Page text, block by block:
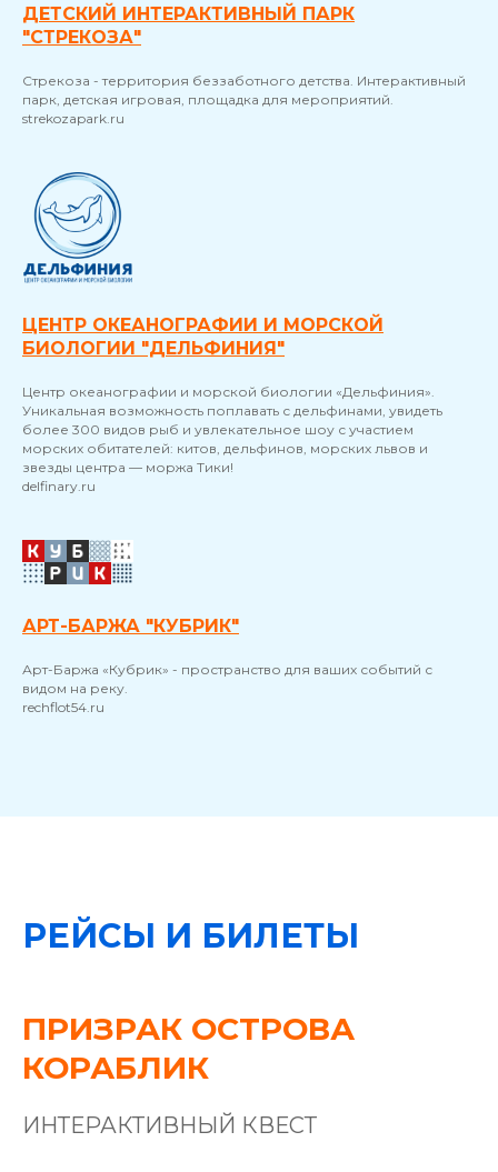
ДЕТСКИЙ ИНТЕРАКТИВНЫЙ ПАРК
"СТРЕКОЗА"
Стрекоза - территория беззаботного детства. Интерактивный
парк, детская игровая, площадка для мероприятий.
strekozapark.ru
ЦЕНТР ОКЕАНОГРАФИИ И МОРСКОЙ
БИОЛОГИИ "ДЕЛЬФИНИЯ"
Центр океанографии и морской биологии «Дельфиния».
Уникальная возможность поплавать с дельфинами, увидеть
более 300 видов рыб и увлекательное шоу с участием
морских обитателей: китов, дельфинов, морских львов и
звезды центра — моржа Тики!
delfinary.ru
АРТ-БАРЖА "КУБРИК"
Арт-Баржа «Кубрик» - пространство для ваших событий с
видом на реку.
rechflot54.ru
РЕЙСЫ И БИЛЕТЫ
ПРИЗРАК ОСТРОВА
КОРАБЛИК
ИНТЕРАКТИВНЫЙ КВЕСТ